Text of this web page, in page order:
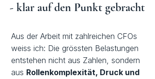
- klar auf den Punkt gebracht
Aus der Arbeit mit zahlreichen CFOs
weiss ich: Die grössten Belastungen
entstehen nicht aus Zahlen, sondern
aus Rollenkomplexität, Druck und